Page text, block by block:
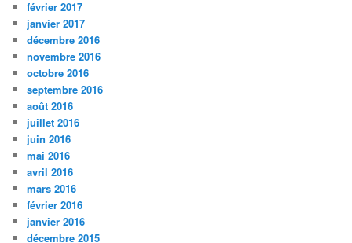
février 2017
janvier 2017
décembre 2016
novembre 2016
octobre 2016
septembre 2016
août 2016
juillet 2016
juin 2016
mai 2016
avril 2016
mars 2016
février 2016
janvier 2016
décembre 2015